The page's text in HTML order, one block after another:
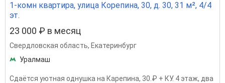
1-комн квартира, улица Корепина, 30, д. 30, 31 м², 4/4
эт.
23 000 ₽ в месяц
Свердловская область, Екатеринбург
Уралмаш
Сдаётся уютная однушка на Карепина, 30.₽ + КУ. 4 этаж, два